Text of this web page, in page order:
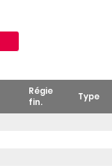
Régie
fin.
Type